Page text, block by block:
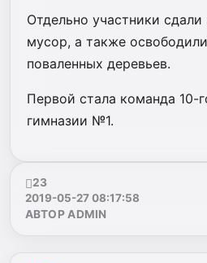
Отдельно участники
мусор, а также
поваленных деревьев.
Первой стала команда 10-
гимназии №1.
23
2019-05-27 08:17:58
АВТОР ADMIN